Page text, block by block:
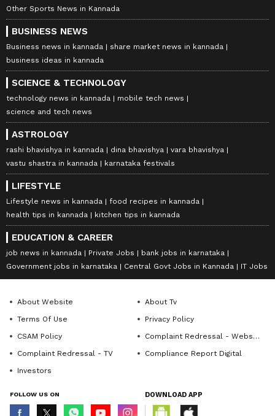
Other Sports News in Kannada
BUSINESS NEWS
Business news in kannada
share market news in kannada
business ideas in kannada
SCIENCE & TECHNOLOGY
technology news in kannada
mobile tech news
science and tech news
ASTROLOGY
rashi bhavishya in kannada dina bhavishya
vara bhavishya
vastu shastra in kannada
karnataka festivals
LIFESTYLE
Lifestyle news in kannada
food recipes in kannada
health tips in kannada
kitchen tips in kannada
EDUCATION & CAREER
job news in kannada Private Jobs
bank jobs in karnataka
Government jobs in karnataka
Central Govt Jobs in Kannada IT Jobs
About Website
About Tv
Terms Of Use
Privacy Policy
CSAM Policy
Complaint Redressal - Website
Complaint Redressal - TV
Compliance Report Digital
Investors
FOLLOW US ON DOWNLOAD APP